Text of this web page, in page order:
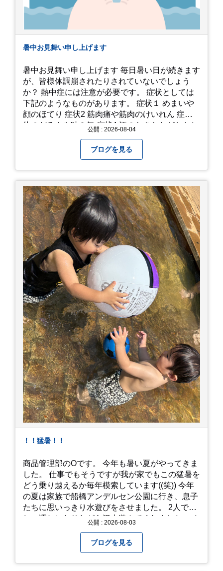
暑中お見舞い申し上げます
暑中お見舞い申し上げます 毎日暑い日が続きます
が、皆様体調崩されたりされていないでしょう
か？ 熱中症には注意が必要です。 症状としては
下記のようなものがあります。 症状１ めまいや
顔のほてり 症状2 筋肉痛や筋肉のけいれん 症状3
体のだるさや吐き気 症状4 汗のかきかたがおかし
に反応しない、まっすぐ歩けない 症状7 水分補給
に医療機関へ相談、または救急車を呼びましょう
□涼しい場所へ移動しましょう □衣服を脱がし、
体を冷やして体温を下げましょう □塩分や水分を
補給しましょう 一番大切な命を守って、夏を乗り
切りましょう！
公開 : 2026-08-04
ブログを見る
！！猛暑！！
商品管理部のOです。 今年も暑い夏がやってきま
した。 仕事でもそうですが我が家でもこの猛暑を
どう乗り越えるか毎年模索しています((笑)) 今年
の夏は家族で船橋アンデルセン公園に行き、息子
たちに思いっきり水遊びをさせました。 2人でび
しょ濡れになりながら沢山遊んでくれました。 さ
みようと思います。
公開 : 2026-08-03
ブログを見る